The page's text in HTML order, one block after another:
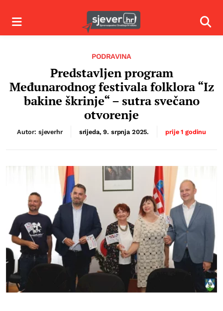
Izbornik
PODRAVINA
Predstavljen program
Međunarodnog festivala folklora “Iz
bakine škrinje“ – sutra svečano
otvorenje
Autor: sjeverhr srijeda, 9. srpnja 2025. prije 1 godinu